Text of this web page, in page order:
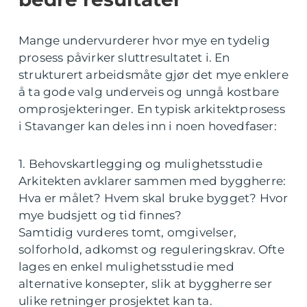
Mange undervurderer hvor mye en tydelig
prosess påvirker sluttresultatet i. En
strukturert arbeidsmåte gjør det mye enklere
å ta gode valg underveis og unngå kostbare
omprosjekteringer. En typisk arkitektprosess
i Stavanger kan deles inn i noen hovedfaser:
1. Behovskartlegging og mulighetsstudie
Arkitekten avklarer sammen med byggherre:
Hva er målet? Hvem skal bruke bygget? Hvor
mye budsjett og tid finnes?
Samtidig vurderes tomt, omgivelser,
solforhold, adkomst og reguleringskrav. Ofte
lages en enkel mulighetsstudie med
alternative konsepter, slik at byggherre ser
ulike retninger prosjektet kan ta.